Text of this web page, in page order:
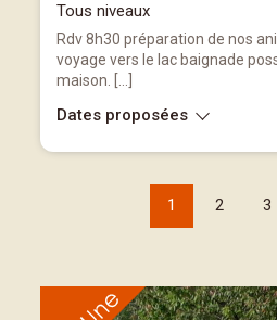
Tous niveaux
Rdv 8h30 préparation de nos
voyage vers le lac baignade
maison. […]
Dates proposées
1 2 3